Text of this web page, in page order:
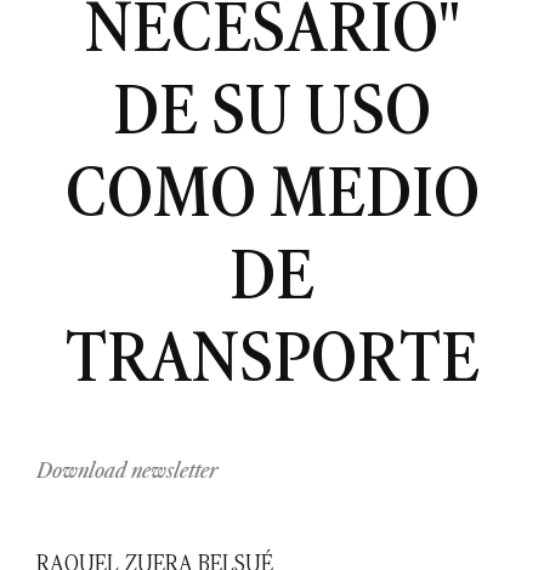
NECESARIO"
DE SU USO
COMO MEDIO
DE
TRANSPORTE
Download newsletter
RAQUEL ZUERA BELSUÉ